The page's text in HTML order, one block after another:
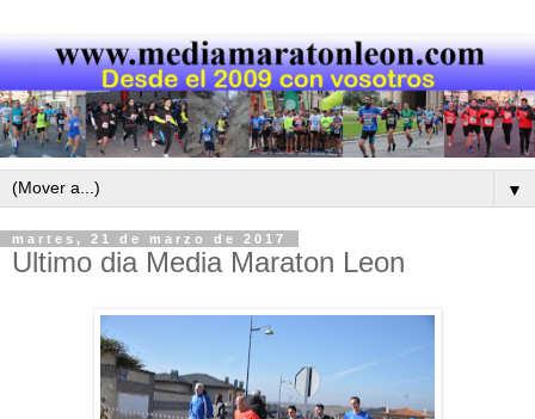
▼
martes, 21 de marzo de 2017
Ultimo dia Media Maraton Leon